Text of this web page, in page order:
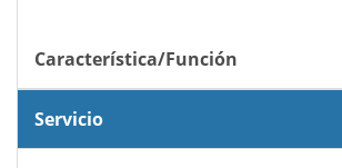
Característica/Función
Servicio